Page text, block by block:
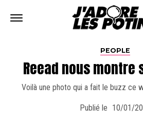
PEOPLE
Reead nous montre
Voilà une photo qui a fait le buzz ce
Publié le 10/01/